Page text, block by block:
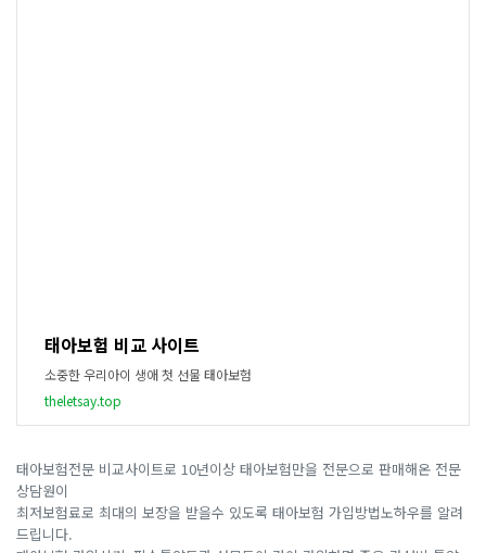
태아보험 비교 사이트
소중한 우리아이 생애 첫 선물 태아보험
theletsay.top
태아보험전문 비교사이트로 10년이상 태아보험만을 전문으로 판매해온 전문
상담원이
최저보험료로 최대의 보장을 받을수 있도록 태아보험 가입방법노하우를 알려
드립니다.